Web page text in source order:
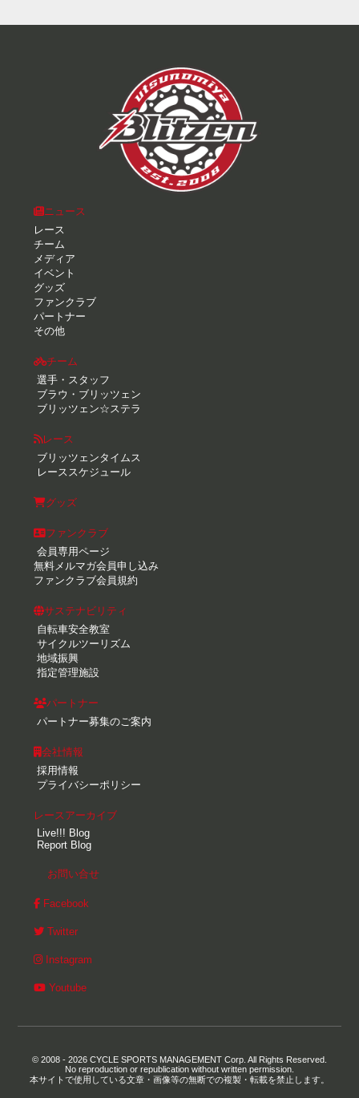
ニュース
レース
チーム
メディア
イベント
グッズ
ファンクラブ
パートナー
その他
チーム
選手・スタッフ
ブラウ・ブリッツェン
ブリッツェン☆ステラ
レース
ブリッツェンタイムス
レーススケジュール
グッズ
ファンクラブ
会員専用ページ
無料メルマガ会員申し込み
ファンクラブ会員規約
サステナビリティ
自転車安全教室
サイクルツーリズム
地域振興
指定管理施設
パートナー
パートナー募集のご案内
会社情報
採用情報
プライバシーポリシー
レースアーカイブ
Live!!! Blog
Report Blog
お問い合せ
Facebook
Twitter
Instagram
Youtube
© 2008 - 2026 CYCLE SPORTS MANAGEMENT Corp. All Rights Reserved.
No reproduction or republication without written permission.
本サイトで使用している文章・画像等の無断での複製・転載を禁止します。